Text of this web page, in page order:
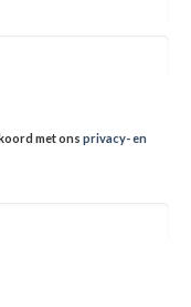
met ons privacy- en